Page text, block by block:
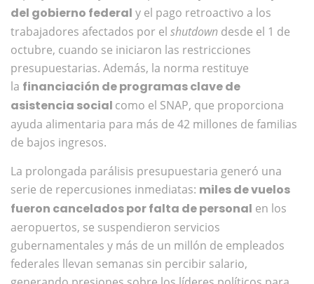
del gobierno federal y el pago retroactivo a los
trabajadores afectados por el shutdown desde el 1 de
octubre, cuando se iniciaron las restricciones
presupuestarias. Además, la norma restituye
la financiación de programas clave de
asistencia social como el SNAP, que proporciona
ayuda alimentaria para más de 42 millones de familias
de bajos ingresos.
La prolongada parálisis presupuestaria generó una
serie de repercusiones inmediatas: miles de vuelos
fueron cancelados por falta de personal en los
aeropuertos, se suspendieron servicios
gubernamentales y más de un millón de empleados
federales llevan semanas sin percibir salario,